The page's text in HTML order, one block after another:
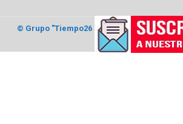
© Grupo "Tiempo26 Comunicaciones"2017.
reservados.